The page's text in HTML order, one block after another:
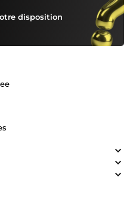
disposition